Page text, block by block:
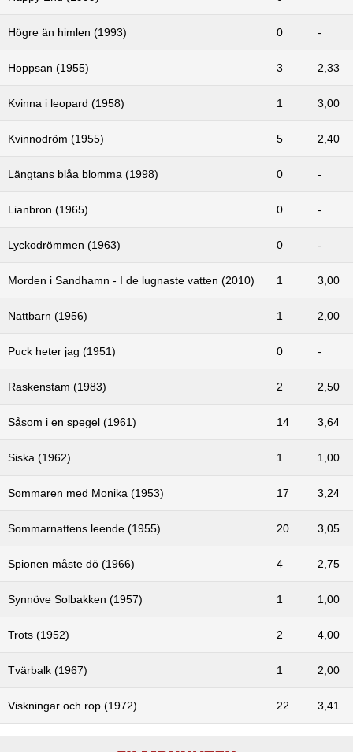
Högre än himlen (1993) 0 -
Hoppsan (1955) 3 2,33
Kvinna i leopard (1958) 1 3,00
Kvinnodröm (1955) 5 2,40
Längtans blåa blomma (1998) 0 -
Lianbron (1965) 0 -
Lyckodrömmen (1963) 0 -
Morden i Sandhamn - I de lugnaste vatten (2010) 1 3,00
Nattbarn (1956) 1 2,00
Puck heter jag (1951) 0 -
Raskenstam (1983) 2 2,50
Såsom i en spegel (1961) 14 3,64
Siska (1962) 1 1,00
Sommaren med Monika (1953) 17 3,24
Sommarnattens leende (1955) 20 3,05
Spionen måste dö (1966) 4 2,75
Synnöve Solbakken (1957) 1 1,00
Trots (1952) 2 4,00
Tvärbalk (1967) 1 2,00
Viskningar och rop (1972) 22 3,41